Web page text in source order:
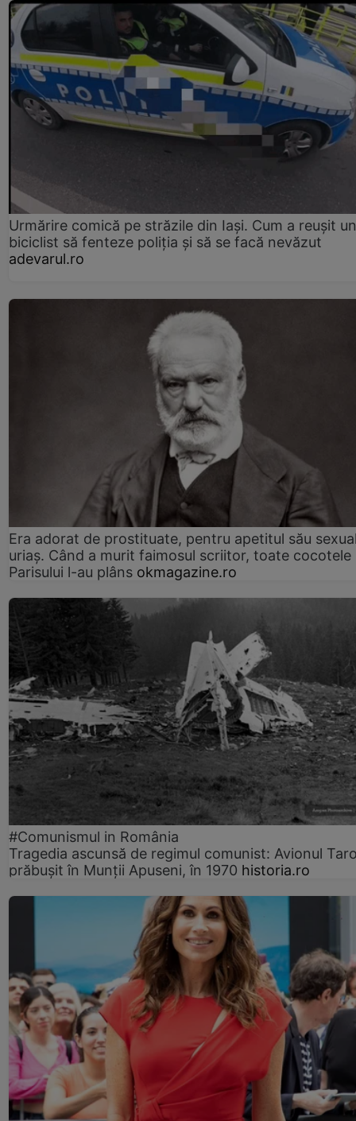
Urmărire comică pe străzile din Iași. Cum a reușit un
biciclist să fenteze poliția și să se facă nevăzut
adevarul.ro
Era adorat de prostituate, pentru apetitul său
uriaș. Când a murit faimosul scriitor, toate cocotele
Parisului l-au plâns okmagazine.ro
#Comunismul in România
Tragedia ascunsă de regimul comunist: Avionul
prăbușit în Munții Apuseni, în 1970 historia.ro